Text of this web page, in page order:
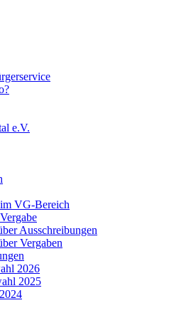
e.V.
VG-Bereich
Ausschreibungen
Vergaben
2026
2025